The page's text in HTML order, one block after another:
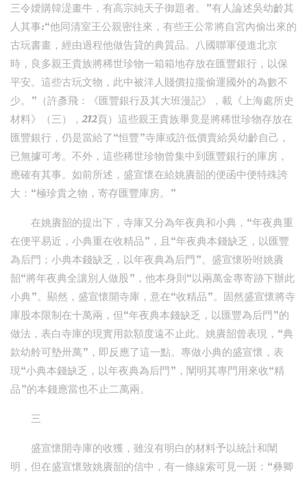
三令嬡購韓湜畫牛，有高宗純天子御題者。”有人論述吳幼齡其
人其事:“他同清室王公親密往來，有些王公常將自宮內偷出來的
古玩書畫，經由過程他做告貸的典質品。八國聯軍侵進北京
時，良多親王貴族將稀世珍物一箱箱地存放在匯豐銀行，以保
平安。這些古玩文物，此中被洋人賤價拉攏偷運國外的為數不
少。”（許彥飛：《匯豐銀行及其大班漫記》，載《上海處所史
材料》（三），212頁）這些親王貴族畢竟是將稀世珍物存放在
匯豐銀行，仍是當給了“恒豐”寺庫或許低價賣給吳幼齡自己，
已無據可考。不外，這些稀世珍物曾集中到匯豐銀行的庫房，
應確有其事。如前所述，盛宣懷在給姚賡韶的便函中便特殊誇
大：“極珍貴之物，寄存匯豐庫房。”
在姚賡韶的提出下，寺庫又分為年夜典和小典，“年夜典重
在便平易近，小典重在收精品”，且“年夜典本錢缺乏，以匯豐
為后門；小典本錢缺乏，以年夜典為后門”。盛宣懷吩咐姚賡
韶“將年夜典全讓別人做股”，他本身則“以兩萬金專寄跡下辦此
小典”。顯然，盛宣懷開寺庫，意在“收精品”。固然盛宣懷將寺
庫股本限制在十萬兩，但“年夜典本錢缺乏，以匯豐為后門”的
做法，表白寺庫的現實用款額度遠不止此。姚賡韶曾表現，“典
款幼舲可墊卅萬”，即反應了這一點。專做小典的盛宣懷，表
現“小典本錢缺乏，以年夜典為后門”，闡明其專門用來收“精
品”的本錢應當也不止二萬兩。
三
盛宣懷開寺庫的收獲，雖沒有明白的材料予以統計和闡
明，但在盛宣懷致姚賡韶的信中，有一條線索可見一斑：“彝卿